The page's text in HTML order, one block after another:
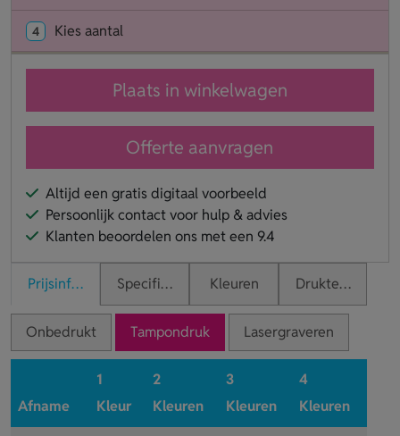
4 Kies aantal
Plaats in winkelwagen
Offerte aanvragen
Altijd een gratis digitaal voorbeeld
Persoonlijk contact voor hulp & advies
Klanten beoordelen ons met een 9.4
PrijsinformatieSpecificaties Kleuren Druktechnieken
Onbedrukt Tampondruk Lasergraveren
Afname
1
Kleur
2
Kleuren
3
Kleuren
4
Kleuren